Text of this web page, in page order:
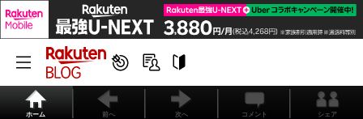
ホーム 前へ 次へ コメント シェア